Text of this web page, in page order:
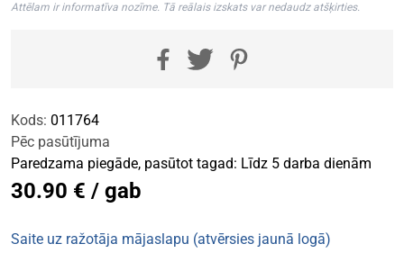
Attēlam ir informatīva nozīme. Tā reālais izskats var nedaudz atšķirties.
Kods: 011764
Pēc pasūtījuma
Paredzama piegāde, pasūtot tagad: Līdz 5 darba dienām
30.90 € / gab
Saite uz ražotāja mājaslapu (atvērsies jaunā logā)